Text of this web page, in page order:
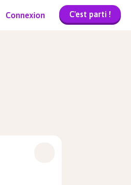
Connexion C'est parti !